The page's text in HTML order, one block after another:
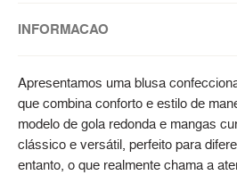
INFORMACAO
Apresentamos uma blusa
que combina conforto e estilo de
modelo de gola redonda e mangas
clássico e versátil, perfeito para
entanto, o que realmente chama a